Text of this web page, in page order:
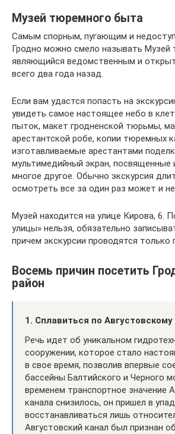
Музей тюремного быта
Самым спорным, пугающим и
Гродно можно смело называть Музей
являющийся ведомственным и
всего два года назад.
Если вам удастся попасть на
увидеть самое настоящее небо в
пыток, макет гродненской тюрьмы,
арестантской робе, копии тюремных
изготавливаемые арестантами
мультимедийный экран,
многое другое. Обычно экскурсия
осмотреть все за один раз может и
Музей находится на улице Кирова, 6.
улицы» нельзя, обязательно
причем экскурсии проводятся только
Восемь причин посетить
район
1. Сплавиться по Августовскому
Речь идет об уникальном
сооружении, которое стало
в свое время, позволив впервые
бассейны Балтийского и Черного
временем транспортное значение
канала снизилось, он пришел в
восстанавливаться лишь
Августовский канал был признан